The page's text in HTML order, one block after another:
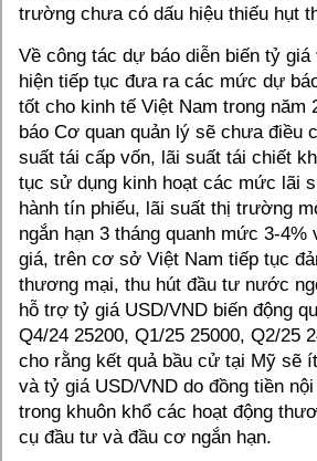
trường chưa có dấu hiệu thiếu hụt
Về công tác dự báo diễn biến tỷ
hiện tiếp tục đưa ra các mức dự
tốt cho kinh tế Việt Nam trong năm
báo Cơ quan quản lý sẽ chưa điều
suất tái cấp vốn, lãi suất tái chiết
tục sử dụng kinh hoạt các mức lãi
hành tín phiếu, lãi suất thị trường
ngắn hạn 3 tháng quanh mức 3-
giá, trên cơ sở Việt Nam tiếp tục
thương mại, thu hút đầu tư nước
hỗ trợ tỷ giá USD/VND biến động
Q4/24 25200, Q1/25 25000, Q2/25
cho rằng kết quả bầu cử tại Mỹ sẽ
và tỷ giá USD/VND do đồng tiền
trong khuôn khổ các hoạt động
cụ đầu tư và đầu cơ ngắn hạn.